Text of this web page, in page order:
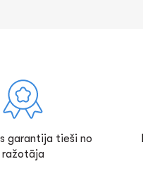
garantija tieši no
ražotāja